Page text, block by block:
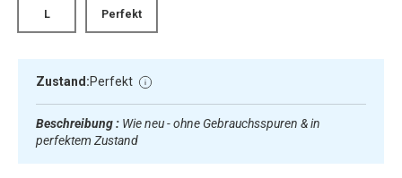
L Perfekt
Zustand:Perfekt
Beschreibung : Wie neu - ohne Gebrauchsspuren & in
perfektem Zustand